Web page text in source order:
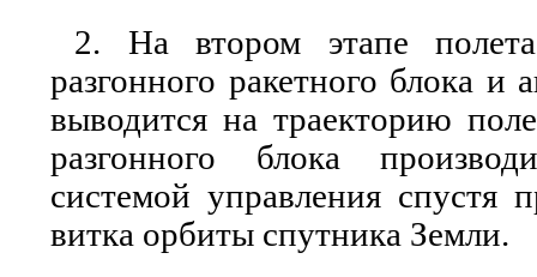
2. На втором этапе
разгонного ракетного блока и
выводится на траекторию
разгонного блока
системой управления спустя
витка орбиты спутника Земли.